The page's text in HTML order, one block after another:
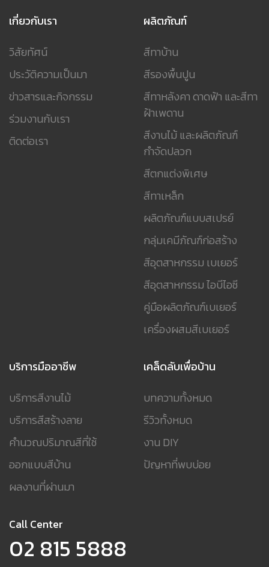
เกี่ยวกับเรา
วิสัยทัศน์
ประวัติความเป็นมา
ข่าวสารและกิจกรรม
ร่วมงานกับเรา
ติดต่อเรา
ผลิตภัณฑ์
สีทาบ้าน
สีรองพื้นปูน
สีทาหลังคา ดาดฟ้า และสีทา
ฝ้าเพดาน
สีงานไม้ และผลิตภัณฑ์
กำจัดปลวก
สีตกแต่งพิเศษ
สีทาเหล็ก
ผลิตภัณฑ์แบบสเปรย์
กลุ่มเคมีภัณฑ์ก่อสร้าง
สีอุตสาหกรรม เบเยอร์
สีอุตสาหกรรม ไอบีไอซี
คู่มือผลิตภัณฑ์เบเยอร์
เครื่องผสมสีเบเยอร์
บริการมืออาชีพ
บริการสีงานไม้
บริการสีสร้างลาย
คำนวณปริมาณสีที่ใช้
ออกแบบสีบ้าน
ผลงานที่ผ่านมา
เคล็ดลับเพื่อบ้าน
บทความทั้งหมด
รีวิวทั้งหมด
งาน DIY
ปัญหาที่พบบ่อย
Call Center
02 815 5888